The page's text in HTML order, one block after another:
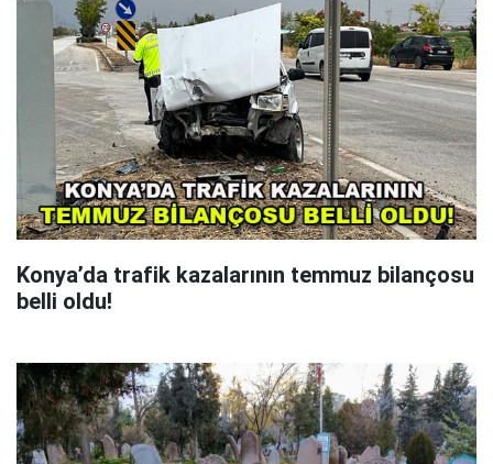
Konya’da trafik kazalarının temmuz bilançosu
belli oldu!